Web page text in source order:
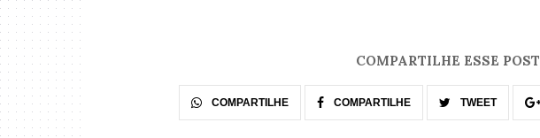
COMPARTILHE ESSE POST
COMPARTILHE COMPARTILHE TWEET